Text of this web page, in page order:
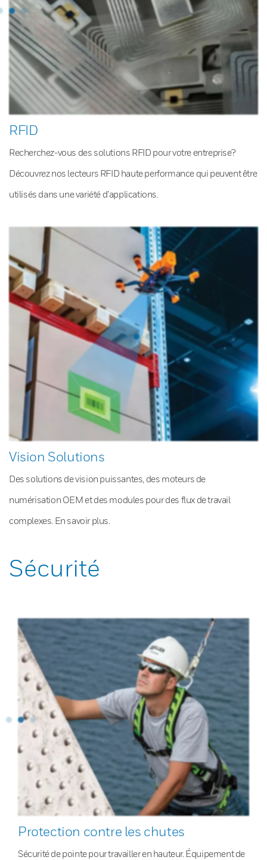
RFID
Recherchez-vous des solutions RFID pour votre entreprise?
Découvrez nos lecteurs RFID haute performance qui peuvent être
utilisés dans une variété d’applications.
Vision Solutions
Des solutions de vision puissantes, des moteurs de
numérisation OEM et des modules pour des flux de travail
complexes. En savoir plus.
Sécurité
Protection contre les chutes
Sécurité de pointe pour travailler en hauteur. Équipement de